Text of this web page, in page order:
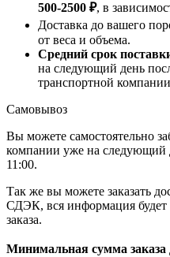
500-2500 ₽, в
Доставка до вашего
от веса и объема.
Средний срок
на следующий день
транспортной
Самовывоз
Вы можете самостоятельно
компании уже на следующий
11:00.
Так же вы можете заказать
СДЭК, вся информация будет
заказа.
Минимальная сумма